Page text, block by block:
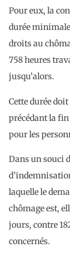
Pour eux, la
durée
droits au
758 heures
jusqu’alors.
Cette durée
précédant la
pour les
Dans un souci
laquelle le
chômage est,
jours, contre
concernés.